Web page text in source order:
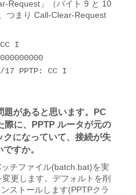
Request」（バイト 9 と 10
つまり Call-Clear-Request
I
PPTP: CC I
題があると思います。PC
際に、PPTP ルータが元の
になっていて、接続が失
すか。
チファイル(batch.bat)を実
更します。デフォルトを削
ストールします(PPTPクラ